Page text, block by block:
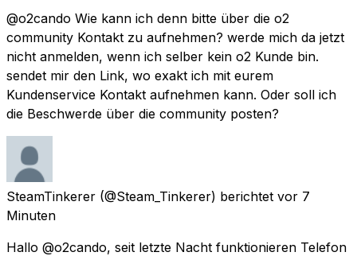
@o2cando Wie kann ich denn bitte über die o2
community Kontakt zu aufnehmen? werde mich da jetzt
nicht anmelden, wenn ich selber kein o2 Kunde bin.
sendet mir den Link, wo exakt ich mit eurem
Kundenservice Kontakt aufnehmen kann. Oder soll ich
die Beschwerde über die community posten?
SteamTinkerer (@Steam_Tinkerer) berichtet vor 7
Minuten
Hallo @o2cando, seit letzte Nacht funktionieren Telefon